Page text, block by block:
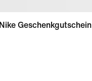
Nike Geschenkgutschein